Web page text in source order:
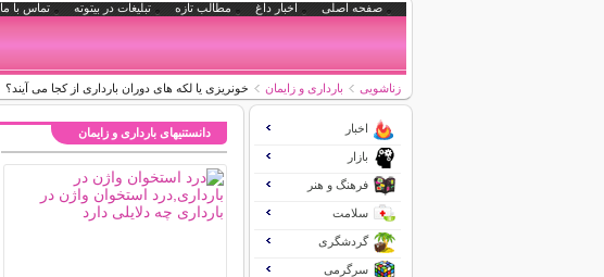
صفحه اصلی اخبار داغ مطالب تازه تبلیغات در بیتوته تماس با ما
زناشویی بارداری و زایمان خونریزی یا لکه های دوران بارداری از کجا می آیند؟
دانستنیهای بارداری و زایمان اخبار
بازار
فرهنگ و هنر
سلامت
گردشگری
سرگرمی